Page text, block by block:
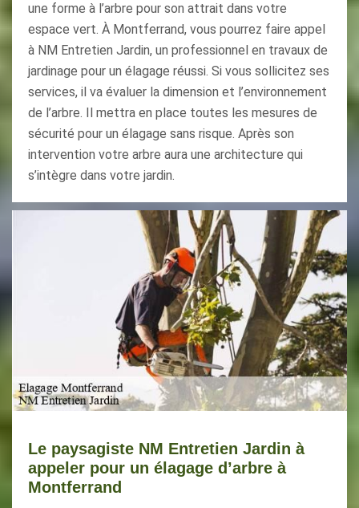
une forme à l’arbre pour son attrait dans votre
espace vert. À Montferrand, vous pourrez faire appel
à NM Entretien Jardin, un professionnel en travaux de
jardinage pour un élagage réussi. Si vous sollicitez ses
services, il va évaluer la dimension et l’environnement
de l’arbre. Il mettra en place toutes les mesures de
sécurité pour un élagage sans risque. Après son
intervention votre arbre aura une architecture qui
s’intègre dans votre jardin.
Le paysagiste NM Entretien Jardin à
appeler pour un élagage d’arbre à
Montferrand